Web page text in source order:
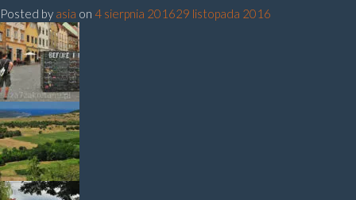
Posted by asia on 4 sierpnia 201629 listopada 2016
Lubljana2
morze_01